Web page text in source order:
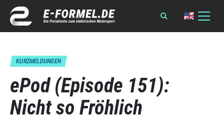
KURZMELDUNGEN
ePod (Episode 151):
Nicht so Fröhlich